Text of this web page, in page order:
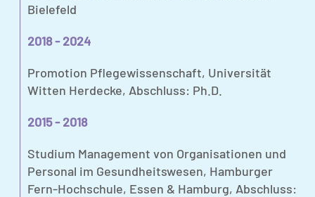
Bielefeld
2018 - 2024
Promotion Pflegewissenschaft, Universität
Witten Herdecke, Abschluss: Ph.D.
2015 - 2018
Studium Management von Organisationen und
Personal im Gesundheitswesen, Hamburger
Fern-Hochschule, Essen & Hamburg, Abschluss: